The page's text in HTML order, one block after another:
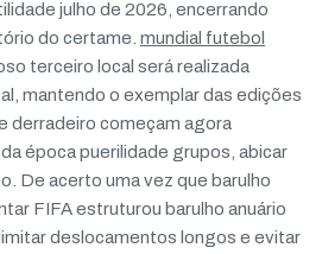
julho de 2026, encerrando
do certame. mundial futebol
terceiro local será realizada
mantendo o exemplar das edições
derradeiro começam agora
época puerilidade grupos, abicar
De acerto uma vez que barulho
FIFA estruturou barulho anuário
deslocamentos longos e evitar